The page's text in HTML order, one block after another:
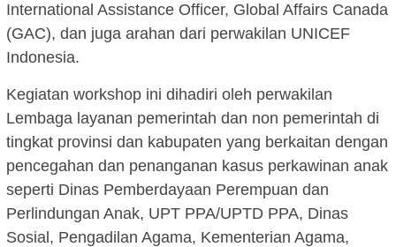
International Assistance Officer, Global Affairs Canada
(GAC), dan juga arahan dari perwakilan UNICEF
Indonesia.
Kegiatan workshop ini dihadiri oleh perwakilan
Lembaga layanan pemerintah dan non pemerintah di
tingkat provinsi dan kabupaten yang berkaitan dengan
pencegahan dan penanganan kasus perkawinan anak
seperti Dinas Pemberdayaan Perempuan dan
Perlindungan Anak, UPT PPA/UPTD PPA, Dinas
Sosial, Pengadilan Agama, Kementerian Agama,